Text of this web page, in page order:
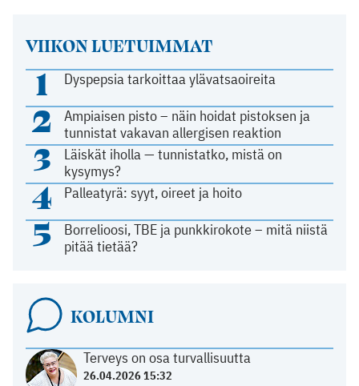
VIIKON LUETUIMMAT
1 Dyspepsia tarkoittaa ylävatsaoireita
2
Ampiaisen pisto – näin hoidat pistoksen ja
tunnistat vakavan allergisen reaktion
3
Läiskät iholla — tunnistatko, mistä on
kysymys?
4 Palleatyrä: syyt, oireet ja hoito
5
Borrelioosi, TBE ja punkkirokote – mitä niistä
pitää tietää?
KOLUMNI
Terveys on osa turvallisuutta
26.04.2026 15:32